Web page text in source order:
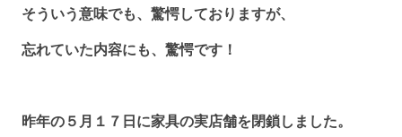
そういう意味でも、驚愕しておりますが、
忘れていた内容にも、驚愕です！
昨年の５月１７日に家具の実店舗を閉鎖しました。